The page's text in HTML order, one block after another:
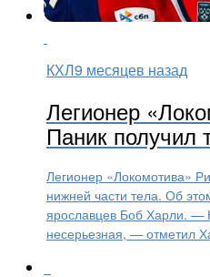
КХЛ9 месяцев назад
Легионер
Паник получил
Легионер «Локомотива»
нижней части тела. Об
ярославцев Боб Харли. —
несерьезная, — отметил